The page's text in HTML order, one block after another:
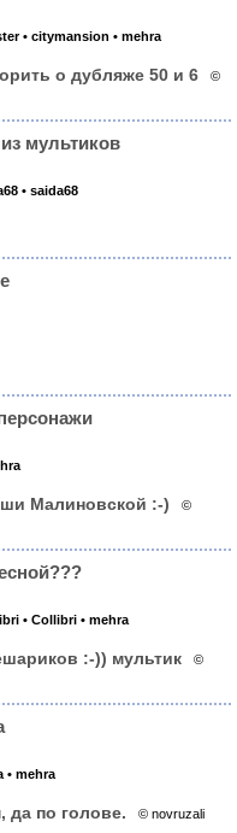
• citymansion • mehra
о дубляже 50 и 6
©
мультиков
• saida68
Малиновской :-)
©
• Collibri • mehra
:-)) мультик
©
• mehra
да по голове. © novruzali